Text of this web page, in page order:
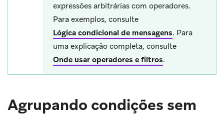
expressões arbitrárias com operadores.
Para exemplos, consulte
Lógica condicional de mensagens. Para
uma explicação completa, consulte
Onde usar operadores e filtros.
Agrupando condições sem